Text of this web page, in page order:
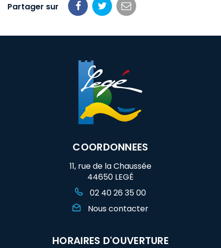
Partager sur
Partager
Facebook
Partager
Twitter
Partager
email
COORDONNEES
11, rue de la Chaussée
44650 LEGÉ
02 40 26 35 00
Nous contacter
HORAIRES D'OUVERTURE